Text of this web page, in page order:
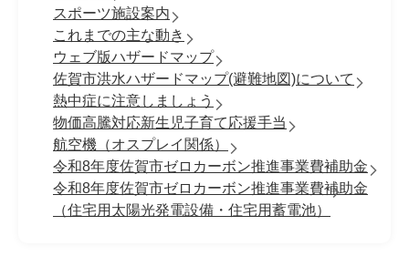
スポーツ施設案内
これまでの主な動き
ウェブ版ハザードマップ
佐賀市洪水ハザードマップ(避難地図)について
熱中症に注意しましょう
物価高騰対応新生児子育て応援手当
航空機（オスプレイ関係）
令和8年度佐賀市ゼロカーボン推進事業費補助金
令和8年度佐賀市ゼロカーボン推進事業費補助金
（住宅用太陽光発電設備・住宅用蓄電池）